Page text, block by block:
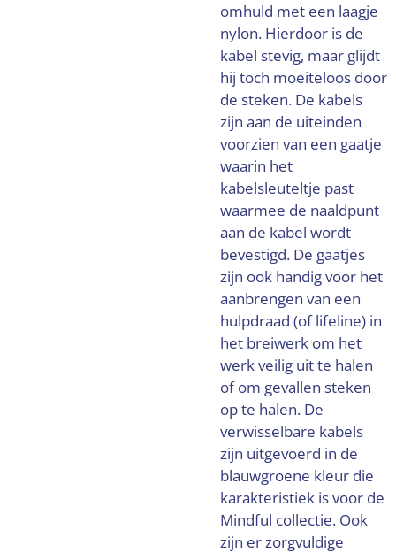
omhuld met een laagje
nylon. Hierdoor is de
kabel stevig, maar glijdt
hij toch moeiteloos door
de steken. De kabels
zijn aan de uiteinden
voorzien van een gaatje
waarin het
kabelsleuteltje past
waarmee de naaldpunt
aan de kabel wordt
bevestigd. De gaatjes
zijn ook handig voor het
aanbrengen van een
hulpdraad (of lifeline) in
het breiwerk om het
werk veilig uit te halen
of om gevallen steken
op te halen. De
verwisselbare kabels
zijn uitgevoerd in de
blauwgroene kleur die
karakteristiek is voor de
Mindful collectie. Ook
zijn er zorgvuldige